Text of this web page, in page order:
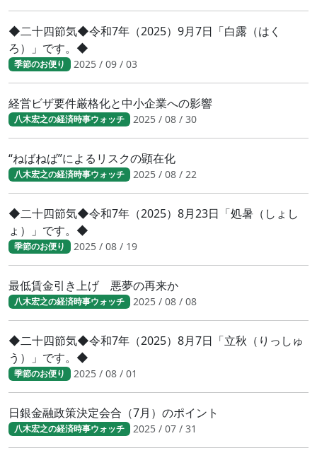
◆二十四節気◆令和7年（2025）9月7日「白露（はく
ろ）」です。◆
季節のお便り 2025 / 09 / 03
経営ビザ要件厳格化と中小企業への影響
八木宏之の経済時事ウォッチ 2025 / 08 / 30
“ねばねば”によるリスクの顕在化
八木宏之の経済時事ウォッチ 2025 / 08 / 22
◆二十四節気◆令和7年（2025）8月23日「処暑（しょし
ょ）」です。◆
季節のお便り 2025 / 08 / 19
最低賃金引き上げ 悪夢の再来か
八木宏之の経済時事ウォッチ 2025 / 08 / 08
◆二十四節気◆令和7年（2025）8月7日「立秋（りっしゅ
う）」です。◆
季節のお便り 2025 / 08 / 01
日銀金融政策決定会合（7月）のポイント
八木宏之の経済時事ウォッチ 2025 / 07 / 31